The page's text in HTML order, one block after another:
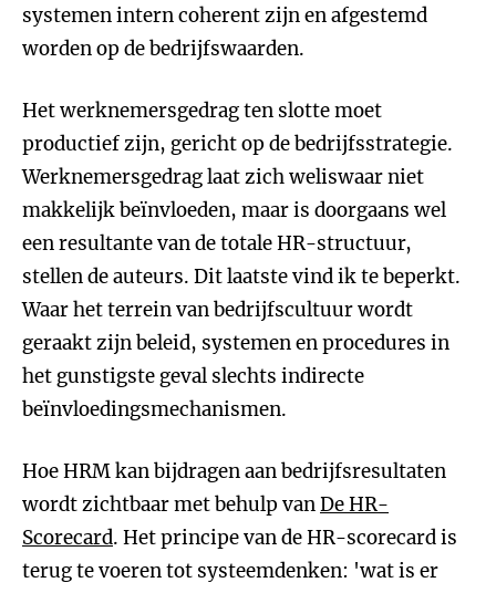
systemen intern coherent zijn en afgestemd
worden op de bedrijfswaarden.
Het werknemersgedrag ten slotte moet
productief zijn, gericht op de bedrijfsstrategie.
Werknemersgedrag laat zich weliswaar niet
makkelijk beïnvloeden, maar is doorgaans wel
een resultante van de totale HR-structuur,
stellen de auteurs. Dit laatste vind ik te beperkt.
Waar het terrein van bedrijfscultuur wordt
geraakt zijn beleid, systemen en procedures in
het gunstigste geval slechts indirecte
beïnvloedingsmechanismen.
Hoe HRM kan bijdragen aan bedrijfsresultaten
wordt zichtbaar met behulp vanDe HR-
Scorecard. Het principe van de HR-scorecard is
terug te voeren tot systeemdenken: 'wat is er